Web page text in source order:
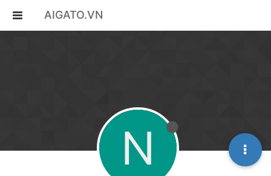
AIGATO.VN
N